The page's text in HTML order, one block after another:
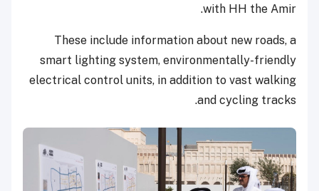
with HH the Amir.
These include information about new roads, a
smart lighting system, environmentally-friendly
electrical control units, in addition to vast walking
and cycling tracks.